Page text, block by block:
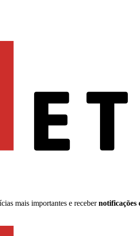
mais importantes e receber notificações